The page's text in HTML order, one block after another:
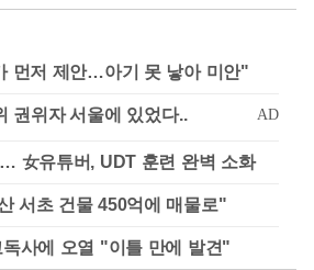
먼저 제안…아기 못 낳아 미안"
女유튜버, UDT 훈련 완벽 소화
서초 건물 450억에 매물로"
사에 오열 "이틀 만에 발견"